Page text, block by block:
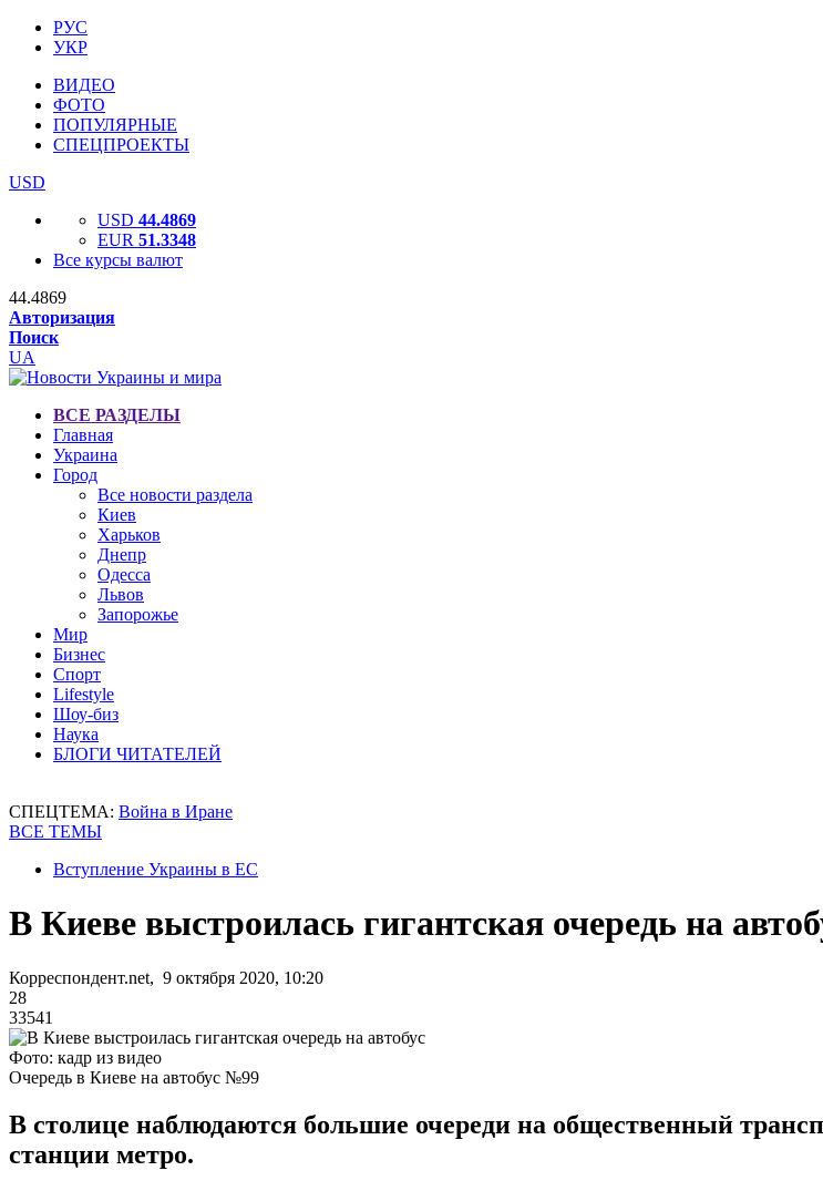
РУС
УКР
ВИДЕО
ФОТО
ПОПУЛЯРНЫЕ
СПЕЦПРОЕКТЫ
USD
USD 44.4869
EUR 51.3348
Все курсы валют
44.4869
Авторизация
Поиск
UA
ВСЕ РАЗДЕЛЫ
Главная
Украина
Город
Все новости раздела
Киев
Харьков
Днепр
Одесса
Львов
Запорожье
Мир
Бизнес
Спорт
Lifestyle
Шоу-биз
Наука
БЛОГИ ЧИТАТЕЛЕЙ
СПЕЦТЕМА: Война в Иране
ВСЕ ТЕМЫ
Вступление Украины в ЕС
В Киеве выстроилась гигантская очередь на
Корреспондент.net, 9 октября 2020, 10:20
28
33541
Фото: кадр из видео
Очередь в Киеве на автобус №99
В столице наблюдаются большие очереди на общественный
станции метро.